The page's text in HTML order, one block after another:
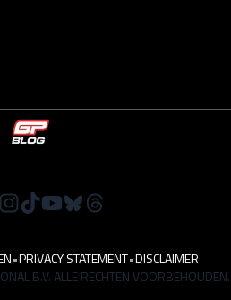
•PRIVACY STATEMENT•DISCLAIMER
B.V. ALLE RECHTEN VOORBEHOUDEN.